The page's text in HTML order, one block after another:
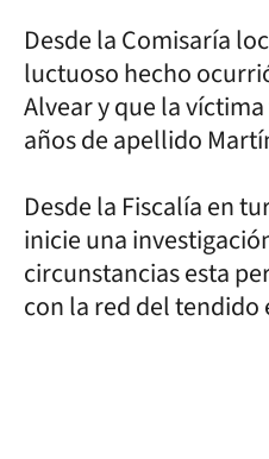
Desde la Comisaría
luctuoso hecho
Alvear y que la
años de apellido
Desde la Fiscalía en
inicie una
circunstancias esta
con la red del tendido